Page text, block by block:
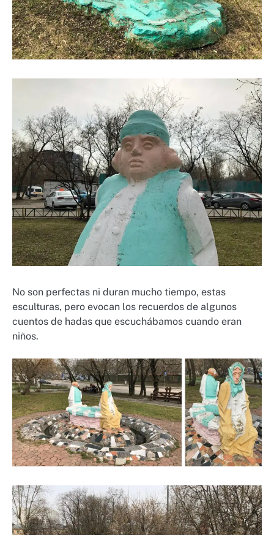
No son perfectas ni duran mucho tiempo, estas
esculturas, pero evocan los recuerdos de algunos
cuentos de hadas que escuchábamos cuando eran
niños.